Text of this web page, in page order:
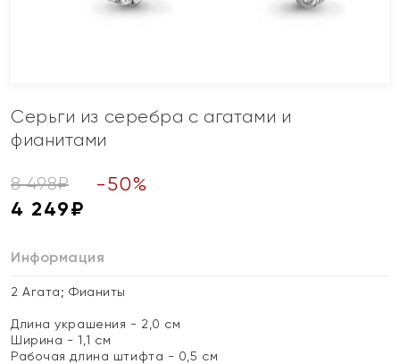
Серьги из серебра с агатами и
фианитами
8 498₽ -50%
4 249₽
Информация
2 Агата; Фианиты
Длина украшения - 2,0 см
Ширина - 1,1 см
Рабочая длина штифта - 0,5 см